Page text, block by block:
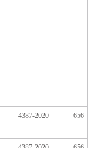
656
4387-2020